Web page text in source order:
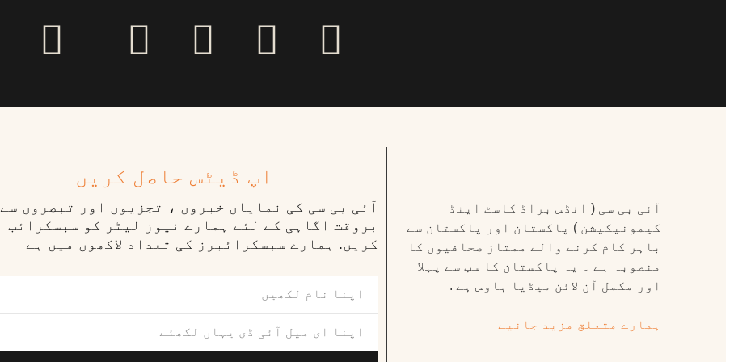
آئی بی سی ( انڈس براڈ کاسٹ اینڈ
کیمونیکیشن ) پاکستان اور پاکستان سے
باہر کام کرنے والے ممتاز صحافیوں کا
منصوبہ ہے ۔ یہ پاکستان کا سب سے پہلا
اور مکمل آن لائن میڈیا ہاوس ہے .
ہمارے متعلق مزید جانیے
اپ ڈیٹس حاصل کریں
آئی بی سی کی نمایاں خبروں ، تجزیوں اور تبصروں سے
بروقت اگاہی کے لئے ہمارے نیوز لیٹر کو سبسکرائب
کریں. ہمارے سبسکرائبرز کی تعداد لاکھوں میں ہے